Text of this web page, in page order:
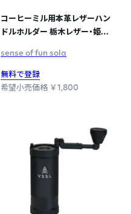
コーヒーミル用本革レザーハン
ドルホルダー 栃木レザー・姫路
CHOCO
sense of fun sola
無料で登録
希望小売価格 ￥1,800